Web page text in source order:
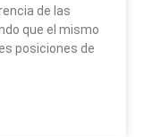
de las
que el mismo
posiciones de